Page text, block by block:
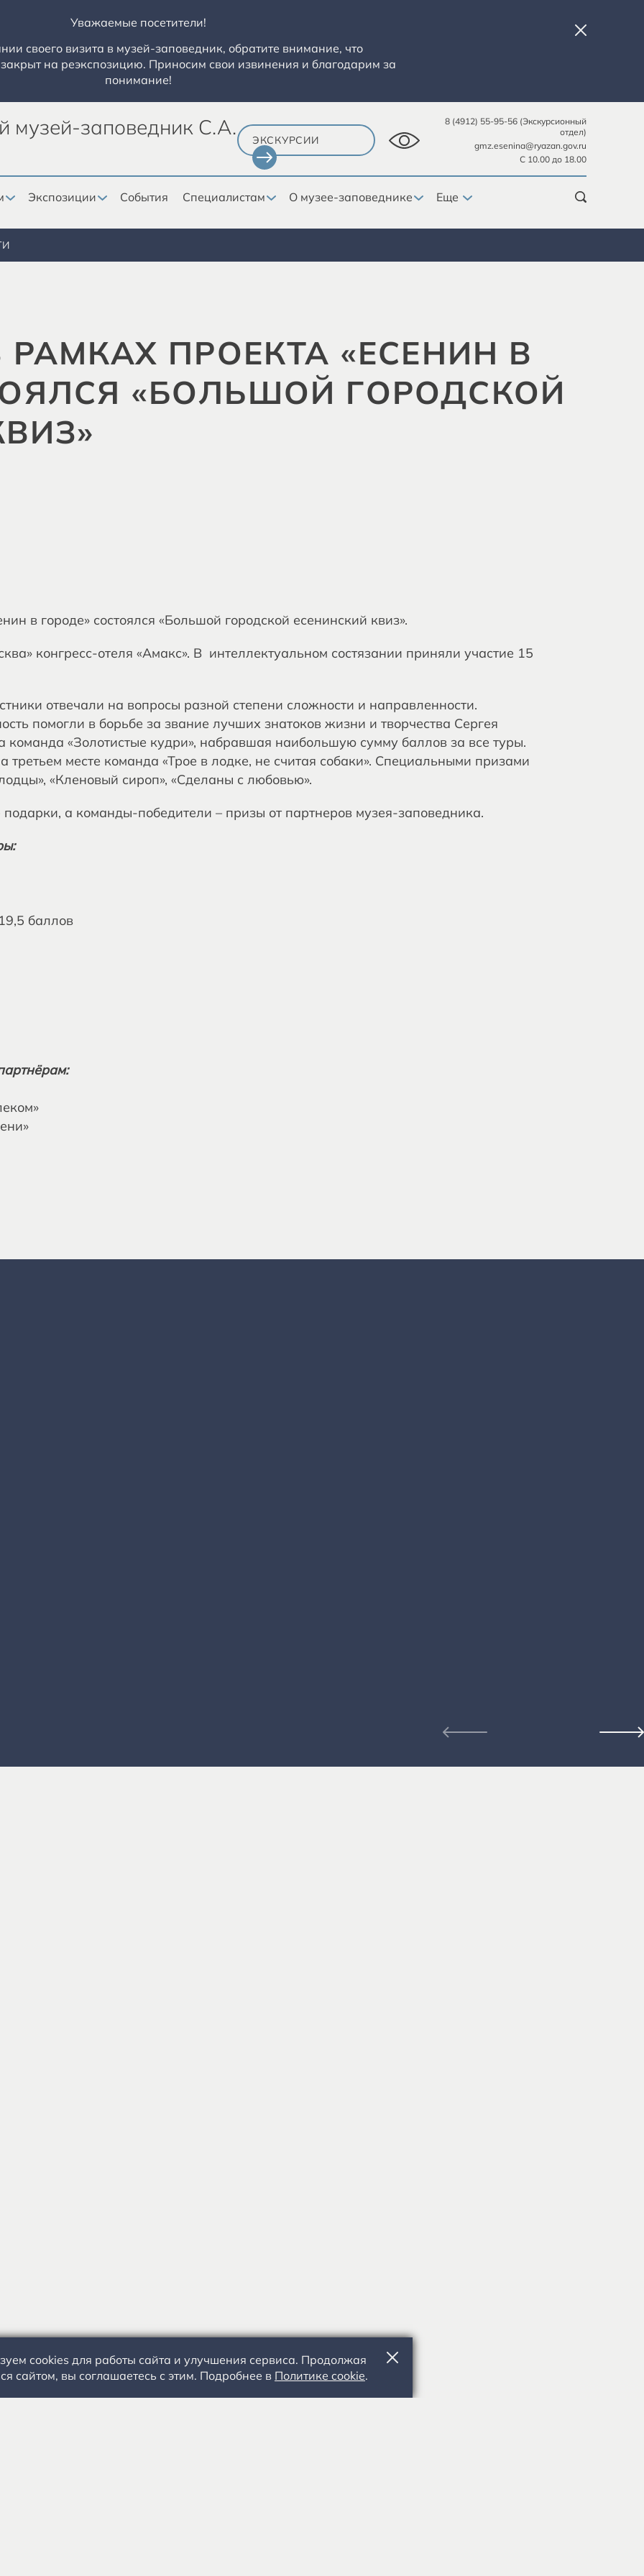
Уважаемые посетители!
своего визита в музей-заповедник, обратите внимание, что
на реэкспозицию. Приносим свои извинения и благодарим за
понимание!
музей-заповедник С.А.
ЭКСКУРСИИ
8 (4912) 55-95-56 (Экскурсионный
отдел)
gmz.esenina@ryazan.gov.ru
С 10.00 до 18.00
Экспозиции События Специалистам О музее-заповеднике Еще
РАМКАХ ПРОЕКТА «ЕСЕНИН В
«БОЛЬШОЙ ГОРОДСКОЙ
в городе» состоялся «Большой городской есенинский квиз».
конгресс-отеля «Амакс». В интеллектуальном состязании приняли участие 15
отвечали на вопросы разной степени сложности и направленности.
помогли в борьбе за звание лучших знатоков жизни и творчества Сергея
команда «Золотистые кудри», набравшая наибольшую сумму баллов за все туры.
третьем месте команда «Трое в лодке, не считая собаки». Специальными призами
«Кленовый сироп», «Сделаны с любовью».
а команды-победители – призы от партнеров музея-заповедника.
баллов
cookies для работы сайта и улучшения сервиса. Продолжая
сайтом, вы соглашаетесь с этим. Подробнее в Политике cookie.